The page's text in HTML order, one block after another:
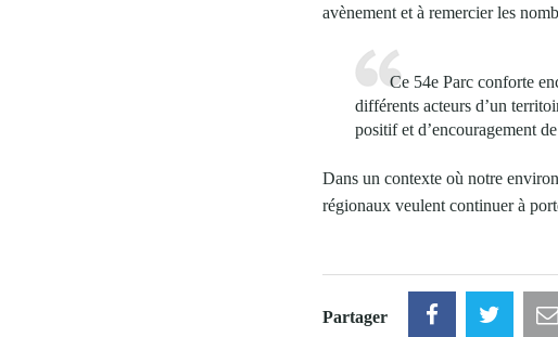
avènement et à remercier les
Ce 54e Parc conforte
différents acteurs d’un
positif et d’encouragement
Dans un contexte où notre
régionaux veulent continuer à
Partager